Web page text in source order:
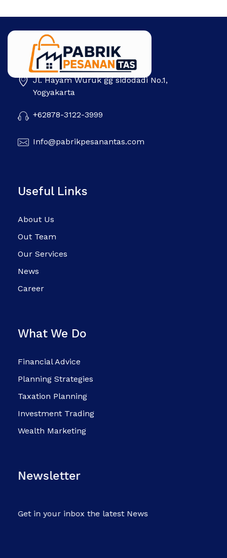
Pabrik Pesanan Tas Jl. Hayam Wuruk gg sidodadi No.1,
Yogyakarta
+62878-3122-3999
Info@pabrikpesanantas.com
Useful Links
About Us
Out Team
Our Services
News
Career
What We Do
Financial Advice
Planning Strategies
Taxation Planning
Investment Trading
Wealth Marketing
Newsletter
Get in your inbox the latest News